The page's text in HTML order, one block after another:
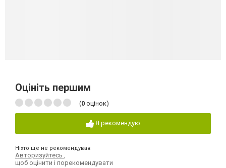
Оцініть першим
(0 оцінок)
Я рекомендую
Ніхто ще не рекомендував
Авторизуйтесь
щоб оцінити і порекомендувати